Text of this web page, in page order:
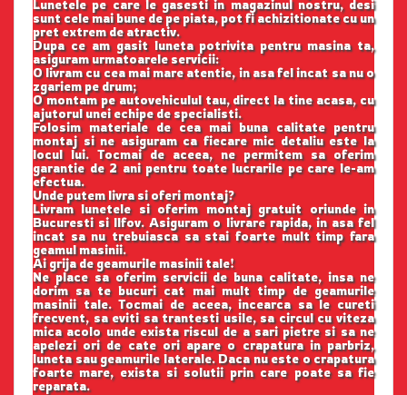
Lunetele pe care le gasesti in magazinul nostru, desi
sunt cele mai bune de pe piata, pot fi achizitionate cu un
pret extrem de atractiv.
Dupa ce am gasit luneta potrivita pentru masina ta,
asiguram urmatoarele servicii:
O livram cu cea mai mare atentie, in asa fel incat sa nu o
zgariem pe drum;
O montam pe autovehiculul tau, direct la tine acasa, cu
ajutorul unei echipe de specialisti.
Folosim materiale de cea mai buna calitate pentru
montaj si ne asiguram ca fiecare mic detaliu este la
locul lui. Tocmai de aceea, ne permitem sa oferim
garantie de 2 ani pentru toate lucrarile pe care le-am
efectua.
Unde putem livra si oferi montaj?
Livram lunetele si oferim montaj gratuit oriunde in
Bucuresti si Ilfov. Asiguram o livrare rapida, in asa fel
incat sa nu trebuiasca sa stai foarte mult timp fara
geamul masinii.
Ai grija de geamurile masinii tale!
Ne place sa oferim servicii de buna calitate, insa ne
dorim sa te bucuri cat mai mult timp de geamurile
masinii tale. Tocmai de aceea, incearca sa le cureti
frecvent, sa eviti sa trantesti usile, sa circul cu viteza
mica acolo unde exista riscul de a sari pietre si sa ne
apelezi ori de cate ori apare o crapatura in parbriz,
luneta sau geamurile laterale. Daca nu este o crapatura
foarte mare, exista si solutii prin care poate sa fie
reparata.